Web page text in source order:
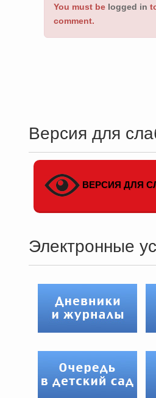
You must be logged in
comment.
Версия для
ВЕРСИЯ ДЛЯ
Электронные